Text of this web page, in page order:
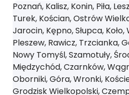
Poznań, Kalisz, Konin, Piła,
Turek, Kościan, Ostrów
Jarocin, Kępno, Słupca,
Pleszew, Rawicz, Trzcianka,
Nowy Tomyśl, Szamotuły,
Międzychód, Czarnków,
Oborniki, Góra, Wronki,
Grodzisk Wielkopolski,